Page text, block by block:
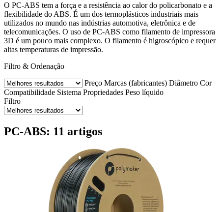
O PC-ABS tem a força e a resistência ao calor do policarbonato e a
flexibilidade do ABS. É um dos termoplásticos industriais mais
utilizados no mundo nas indústrias automotiva, eletrônica e de
telecomunicações. O uso de PC-ABS como filamento de impressora
3D é um pouco mais complexo. O filamento é higroscópico e requer
altas temperaturas de impressão.
Filtro & Ordenação
Preço Marcas (fabricantes) Diâmetro Cor
Compatibilidade Sistema Propriedades Peso líquido
Filtro
PC-ABS: 11 artigos